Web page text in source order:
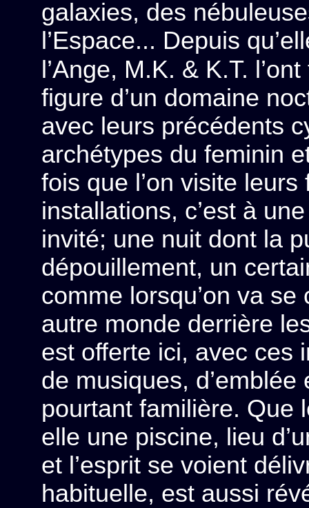
galaxies, des
l’Espace... Depuis
l’Ange, M.K. & K.T.
figure d’un domaine
avec leurs précédents
archétypes du feminin
fois que l’on visite
installations, c’est à
invité; une nuit dont la
dépouillement, un
comme lorsqu’on va
autre monde derrière
est offerte ici, avec ces
de musiques,
pourtant familière. Que
elle une piscine, lieu
et l’esprit se voient
habituelle, est aussi